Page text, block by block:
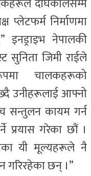
प्लेटफर्म निर्माणमा
इनड्राइभ नेपालकी
सुनिता जिमी राईले
चालकहरूको
उनीहरूलाई आफ्नो
सन्तुलन कायम गर्न
प्रयास गरेका छौं ।
यी मूल्यहरूले नै
गरिरहेका छन् ।”